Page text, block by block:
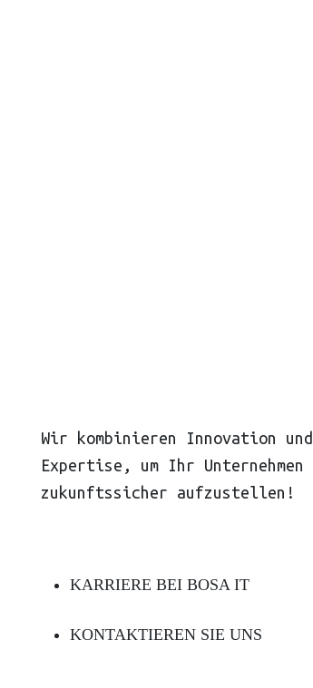
Wir kombinieren Innovation und
Expertise, um Ihr Unternehmen
zukunftssicher aufzustellen!
KARRIERE BEI BOSA IT
KONTAKTIEREN SIE UNS